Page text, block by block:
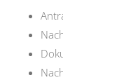
Antrag auf Beihilfe
Nachweis des
Dokumentation
Nachweis der